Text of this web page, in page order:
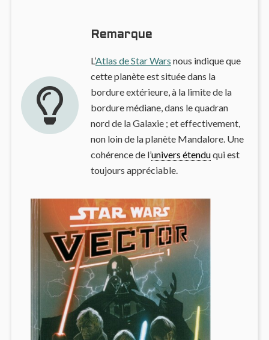
Remarque
L’Atlas de Star Wars nous indique que
cette planète est située dans la
bordure extérieure, à la limite de la
bordure médiane, dans le quadran
nord de la Galaxie ; et effectivement,
non loin de la planète Mandalore. Une
cohérence de l’univers étenduqui est
toujours appréciable.